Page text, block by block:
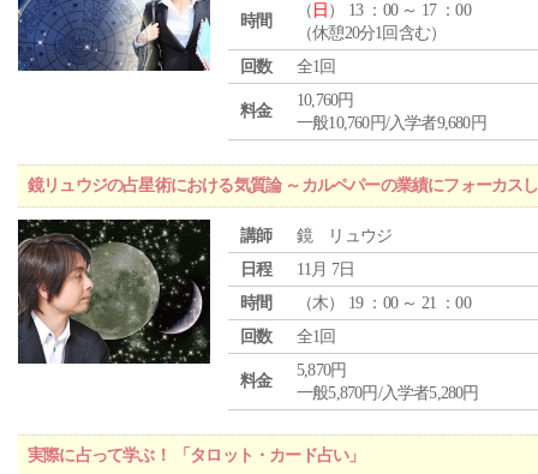
時間
（ 日 ） 13 ：00 ～ 17 ：00
（休憩20分1回含む）
回数
全1回
料金
10,760円
一般10,760円/入学者9,680円
鏡リュウジの占星術における気質論 ～カルペパーの業績にフォーカス
講師
鏡 リュウジ
日程
11月 7日
時間
（木） 19 ：00 ～ 21 ：00
回数
全1回
料金
5,870円
一般5,870円/入学者5,280円
実際に占って学ぶ！ 「タロット・カード占い」